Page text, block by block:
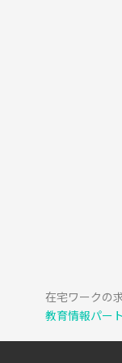
在宅ワークの
教育情報パー